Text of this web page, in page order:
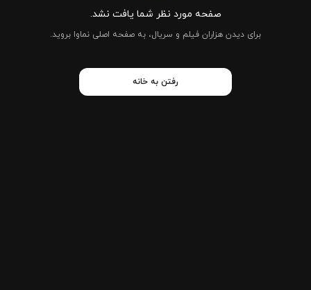
صفحه مورد نظر شما یافت نشد.
برای دیدن هزاران فیلم و سریال، به صفحه اصلی نماوا بروید.
رفتن به خانه